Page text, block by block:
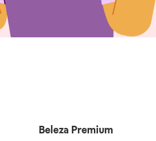
Beleza Premium